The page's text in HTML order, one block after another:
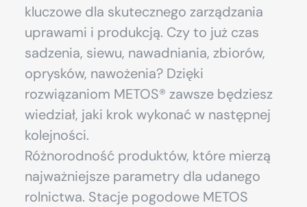
kluczowe dla skutecznego zarządzania
uprawami i produkcją. Czy to już czas
sadzenia, siewu, nawadniania, zbiorów,
oprysków, nawożenia? Dzięki
rozwiązaniom METOS® zawsze będziesz
wiedział, jaki krok wykonać w następnej
kolejności.
Różnorodność produktów, które mierzą
najważniejsze parametry dla udanego
rolnictwa. Stacje pogodowe METOS